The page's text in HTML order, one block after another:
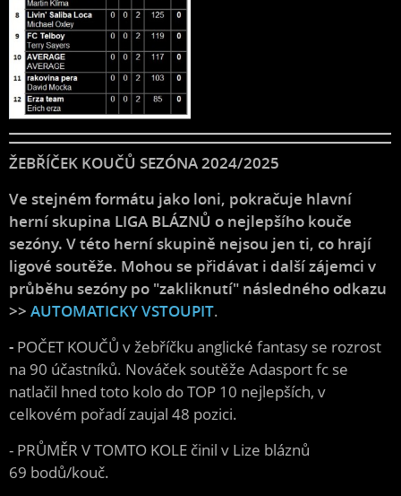
ŽEBŘÍČEK KOUČŮ SEZÓNA 2024/2025
Ve stejném formátu jako loni, pokračuje hlavní
herní skupina LIGA BLÁZNŮ o nejlepšího kouče
sezóny. V této herní skupině nejsou jen ti, co hrají
ligové soutěže. Mohou se přidávat i další zájemci v
průběhu sezóny po "zakliknutí" následného odkazu
>> AUTOMATICKY VSTOUPIT.
- POČET KOUČŮ v žebříčku anglické fantasy se rozrost
na 90 účastníků. Nováček soutěže Adasport fc se
natlačil hned toto kolo do TOP 10 nejlepších, v
celkovém pořadí zaujal 48 pozici.
- PRŮMĚR V TOMTO KOLE činil v Lize bláznů
69 bodů/kouč.